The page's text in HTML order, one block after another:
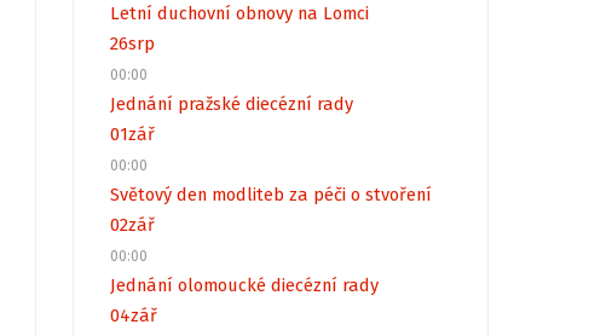
Letní duchovní obnovy na Lomci
26srp
00:00
Jednání pražské diecézní rady
01zář
00:00
Světový den modliteb za péči o stvoření
02zář
00:00
Jednání olomoucké diecézní rady
04zář